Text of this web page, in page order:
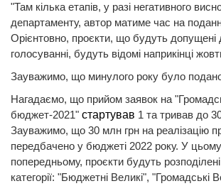
"Там кілька етапів, у разі негативного
департаменту, автор матиме час на
Орієнтовно, проєкти, що будуть допущені
голосуванні, будуть відомі наприкінці
Зауважимо, що минулого року було
Нагадаємо, що прийом заявок на
бюджет-2021" стартував 1 та тривав до
Зауважимо, що 30 млн грн на реалізацію
передбачено у бюджеті 2022 року. У цьому
попередньому, проєкти будуть
категорії: "Бюджетні Великі", "Громадські